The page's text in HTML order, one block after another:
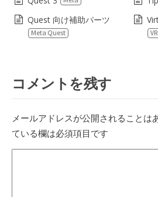
Quest 向け補助パーツ
Meta Quest VR
コメントを残す
メールアドレスが公開されることは
ている欄は必須項目です